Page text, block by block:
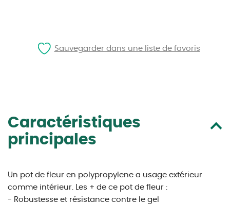
Caractéristiques
principales
Un pot de fleur en polypropylene a usage extérieur
comme intérieur. Les + de ce pot de fleur :
- Robustesse et résistance contre le gel
Sauvegarder dans une liste de favoris